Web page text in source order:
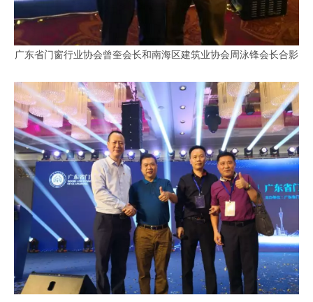
广东省门窗行业协会曾奎会长和南海区建筑业协会周泳锋会长合影